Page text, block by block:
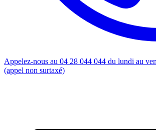
Appelez-nous au 04 28 044 044 du lundi au
(appel non surtaxé)